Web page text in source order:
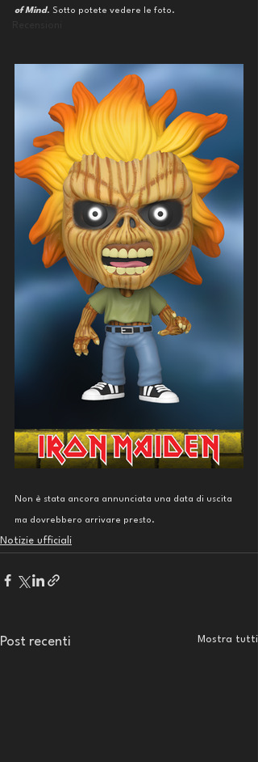
of Mind. Sotto potete vedere le foto.
Non è stata ancora annunciata una data di uscita
ma dovrebbero arrivare presto.
Notizie ufficiali
Post recenti Mostra tutti